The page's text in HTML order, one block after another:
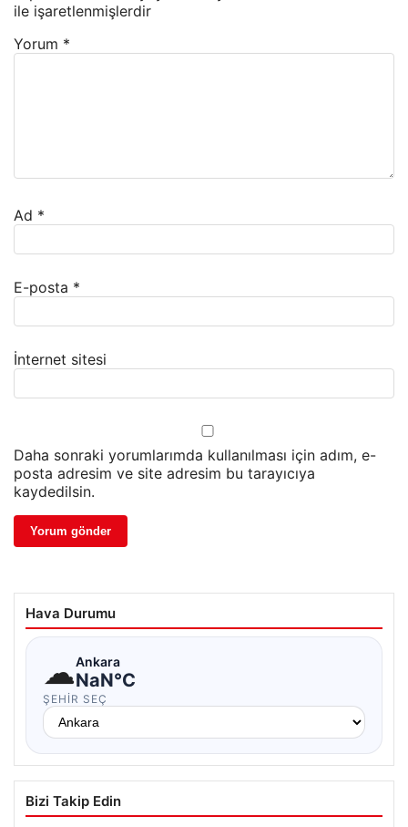
ile işaretlenmişlerdir
Yorum *
Ad *
E-posta *
İnternet sitesi
Daha sonraki yorumlarımda kullanılması için adım, e-
posta adresim ve site adresim bu tarayıcıya
kaydedilsin.
Hava Durumu
☁Ankara
NaN°C
ŞEHIR SEÇ
Bizi Takip Edin